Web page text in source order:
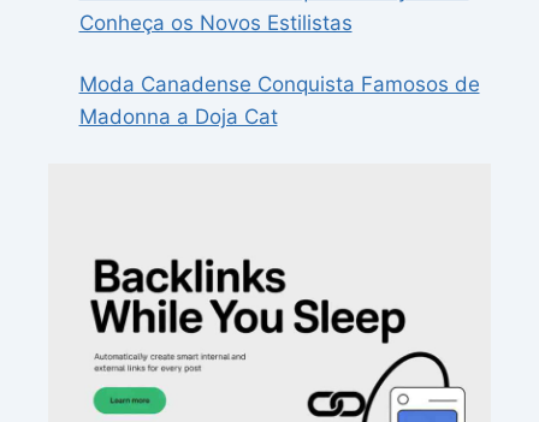
Conheça os Novos Estilistas
Moda Canadense Conquista Famosos de
Madonna a Doja Cat